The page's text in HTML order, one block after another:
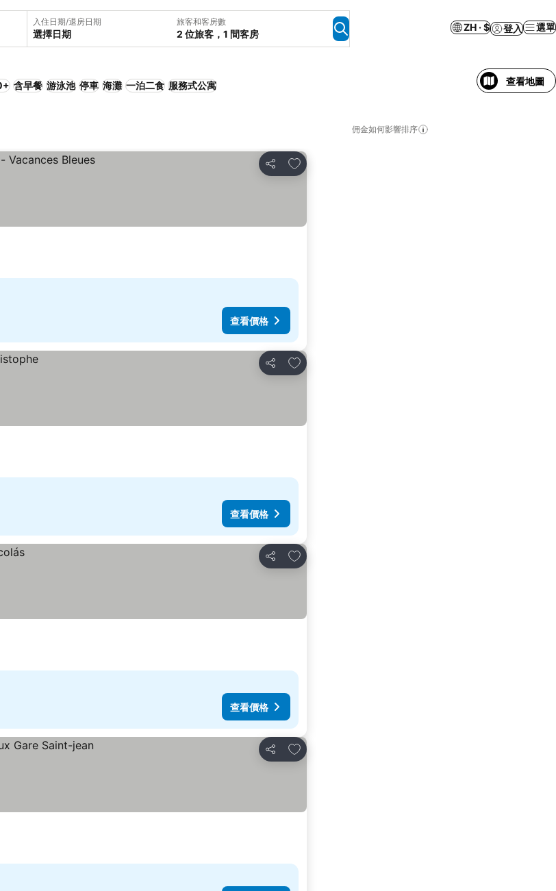
入住日期/退房日期
選擇日期
旅客和客房數
2 位旅客，1 間客房
ZH · $ 登入 選單
含早餐 游泳池 停車 海灘 一泊二食 服務式公寓 查看地圖
佣金如何影響排序
分享
加入我的最愛
查看價格
分享
加入我的最愛
查看價格
分享
加入我的最愛
查看價格
分享
加入我的最愛